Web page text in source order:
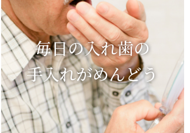
毎日の入れ歯の
手入れがめんどう